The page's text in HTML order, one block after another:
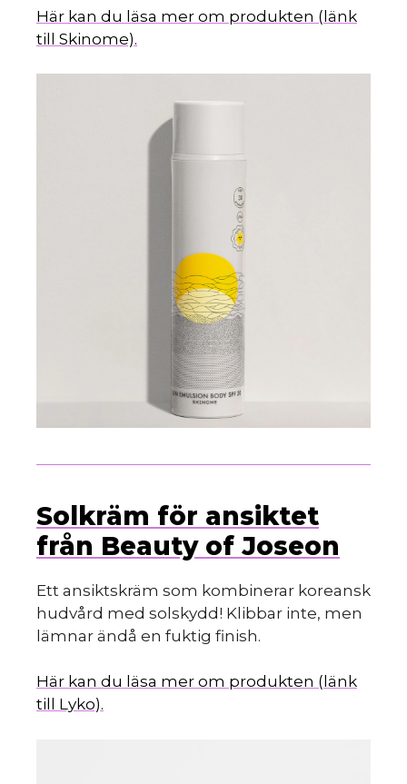
Här kan du läsa mer om produkten (länk
till Skinome).
Solkräm för ansiktet
från Beauty of Joseon
Ett ansiktskräm som kombinerar koreansk
hudvård med solskydd! Klibbar inte, men
lämnar ändå en fuktig finish.
Här kan du läsa mer om produkten (länk
till Lyko).